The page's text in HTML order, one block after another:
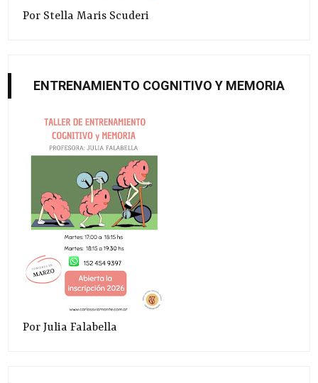
Por Stella Maris Scuderi
ENTRENAMIENTO COGNITIVO Y MEMORIA
Por Julia Falabella